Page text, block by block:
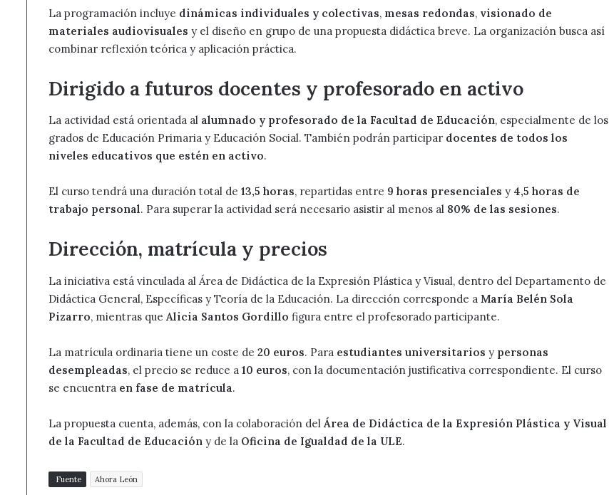
La programación incluye dinámicas individuales y colectivas, mesas redondas, visionado de
materiales audiovisuales y el diseño en grupo de una propuesta didáctica breve. La organización busca así
combinar reflexión teórica y aplicación práctica.
Dirigido a futuros docentes y profesorado en activo
La actividad está orientada al alumnado y profesorado de la Facultad de Educación, especialmente de los
grados de Educación Primaria y Educación Social. También podrán participar docentes de todos los
niveles educativos que estén en activo.
El curso tendrá una duración total de 13,5 horas, repartidas entre 9 horas presenciales y 4,5 horas de
trabajo personal. Para superar la actividad será necesario asistir al menos al 80% de las sesiones.
Dirección, matrícula y precios
La iniciativa está vinculada al Área de Didáctica de la Expresión Plástica y Visual, dentro del Departamento de
Didáctica General, Específicas y Teoría de la Educación. La dirección corresponde a María Belén Sola
Pizarro, mientras que Alicia Santos Gordillo figura entre el profesorado participante.
La matrícula ordinaria tiene un coste de 20 euros. Para estudiantes universitarios y personas
desempleadas, el precio se reduce a 10 euros, con la documentación justificativa correspondiente. El curso
se encuentra en fase de matrícula.
La propuesta cuenta, además, con la colaboración del Área de Didáctica de la Expresión Plástica y Visual
de la Facultad de Educación y de la Oficina de Igualdad de la ULE.
Fuente Ahora León